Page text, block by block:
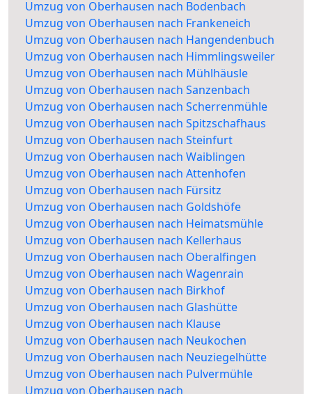
Umzug von Oberhausen nach Bodenbach
Umzug von Oberhausen nach Frankeneich
Umzug von Oberhausen nach Hangendenbuch
Umzug von Oberhausen nach Himmlingsweiler
Umzug von Oberhausen nach Mühlhäusle
Umzug von Oberhausen nach Sanzenbach
Umzug von Oberhausen nach Scherrenmühle
Umzug von Oberhausen nach Spitzschafhaus
Umzug von Oberhausen nach Steinfurt
Umzug von Oberhausen nach Waiblingen
Umzug von Oberhausen nach Attenhofen
Umzug von Oberhausen nach Fürsitz
Umzug von Oberhausen nach Goldshöfe
Umzug von Oberhausen nach Heimatsmühle
Umzug von Oberhausen nach Kellerhaus
Umzug von Oberhausen nach Oberalfingen
Umzug von Oberhausen nach Wagenrain
Umzug von Oberhausen nach Birkhof
Umzug von Oberhausen nach Glashütte
Umzug von Oberhausen nach Klause
Umzug von Oberhausen nach Neukochen
Umzug von Oberhausen nach Neuziegelhütte
Umzug von Oberhausen nach Pulvermühle
Umzug von Oberhausen nach